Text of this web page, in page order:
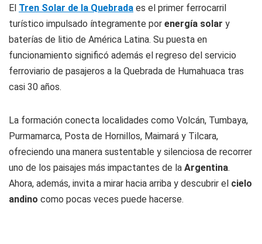
El Tren Solar de la Quebrada es el primer ferrocarril
turístico impulsado íntegramente por energía solar y
baterías de litio de América Latina. Su puesta en
funcionamiento significó además el regreso del servicio
ferroviario de pasajeros a la Quebrada de Humahuaca tras
casi 30 años.
La formación conecta localidades como Volcán, Tumbaya,
Purmamarca, Posta de Hornillos, Maimará y Tilcara,
ofreciendo una manera sustentable y silenciosa de recorrer
uno de los paisajes más impactantes de la Argentina.
Ahora, además, invita a mirar hacia arriba y descubrir el cielo
andino como pocas veces puede hacerse.